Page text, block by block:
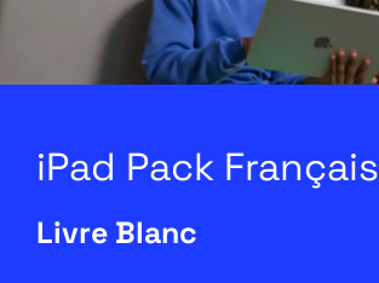
iPad Pack Français
Livre Blanc